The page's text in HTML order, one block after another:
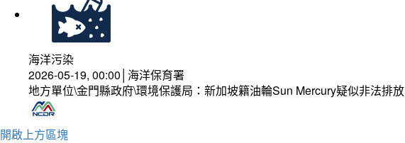
海洋污染
2026-05-19, 00:00│海洋保育署
地方單位\金門縣政府\環境保護局：新加坡籍油輪Sun Mercury疑似非法排放
開啟上方區塊